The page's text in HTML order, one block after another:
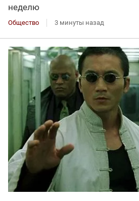
неделю
Общество 3 минуты назад